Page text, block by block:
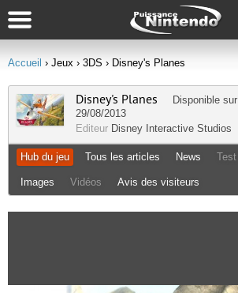
Accueil › Jeux › 3DS › Disney's Planes
Disney's Planes Disponible sur
29/08/2013
Editeur Disney Interactive Studios
Hub du jeu Tous les articles News Test
Images Vidéos Avis des visiteurs